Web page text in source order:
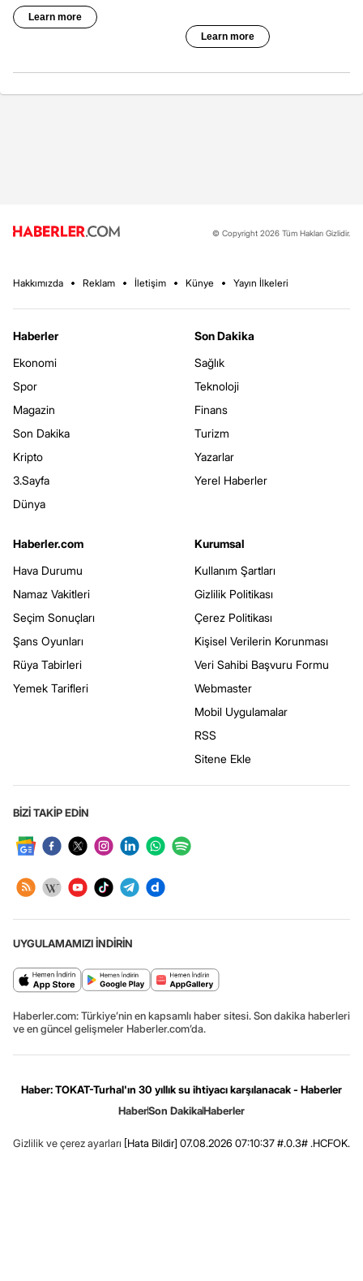
© Copyright 2026 Tüm Hakları Gizlidir.
Hakkımızda Reklam İletişim Künye Yayın İlkeleri
Haberler
Ekonomi
Spor
Magazin
Son Dakika
Kripto
3.Sayfa
Dünya
Son Dakika
Sağlık
Teknoloji
Finans
Turizm
Yazarlar
Yerel Haberler
Haberler.com
Hava Durumu
Namaz Vakitleri
Seçim Sonuçları
Şans Oyunları
Rüya Tabirleri
Yemek Tarifleri
Kurumsal
Kullanım Şartları
Gizlilik Politikası
Çerez Politikası
Kişisel Verilerin Korunması
Veri Sahibi Başvuru Formu
Webmaster
Mobil Uygulamalar
RSS
Sitene Ekle
BİZİ TAKİP EDİN
UYGULAMAMIZI İNDİRİN
Haberler.com: Türkiye’nin en kapsamlı haber sitesi. Son dakika haberleri
ve en güncel gelişmeler Haberler.com’da.
Haber: TOKAT-Turhal'ın 30 yıllık su ihtiyacı karşılanacak - Haberler
HaberSon DakikaHaberler
Gizlilik ve çerez ayarları [Hata Bildir] 07.08.2026 07:10:37 #.0.3# .HCFOK.